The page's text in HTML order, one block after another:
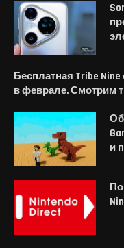
Бесплатная Tribe
в феврале. Смотрим
и